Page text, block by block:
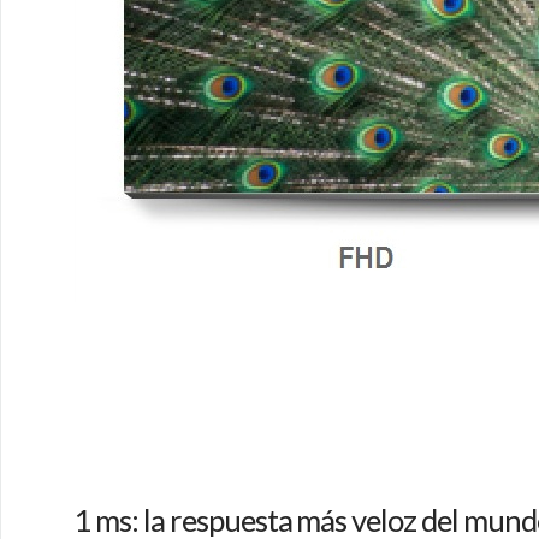
1 ms: la respuesta más veloz del